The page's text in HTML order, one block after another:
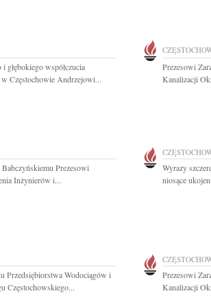
głębokiego współczucia
Częstochowie Andrzejowi...
Prezesowi
Kanalizacji
Prezesowi
Inżynierów i...
Wyrazy
niosące
Przedsiębiorstwa Wodociągów i
Częstochowskiego...
Prezesowi
Kanalizacji